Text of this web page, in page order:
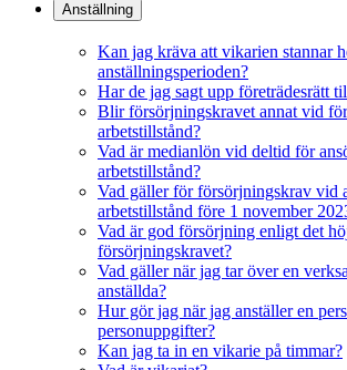
Anställning
Kan jag kräva att vikarien stannar
anställningsperioden?
Har de jag sagt upp företrädesrätt
Blir försörjningskravet annat vid
arbetstillstånd?
Vad är medianlön vid deltid för
arbetstillstånd?
Vad gäller för försörjningskrav vid
arbetstillstånd före 1 november
Vad är god försörjning enligt det
försörjningskravet?
Vad gäller när jag tar över en
anställda?
Hur gör jag när jag anställer en
personuppgifter?
Kan jag ta in en vikarie på timmar?